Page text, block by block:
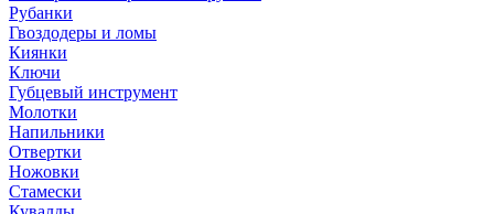
Рубанки
Гвоздодеры и ломы
Киянки
Ключи
Губцевый инструмент
Молотки
Напильники
Отвертки
Ножовки
Стамески